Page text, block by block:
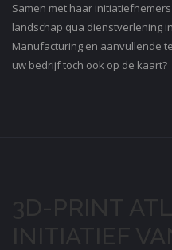
Samen met haar
landschap qua dienstverlening
Manufacturing en aanvullende
uw bedrijf toch ook op de kaart?